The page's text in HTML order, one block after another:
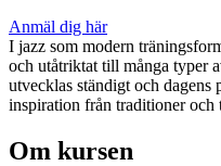
Anmäl dig här
I jazz som modern
och utåtriktat till många typer
utvecklas ständigt och dagens
inspiration från traditioner och
Om kursen